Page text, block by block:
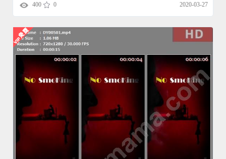
400 0 2020-03-27